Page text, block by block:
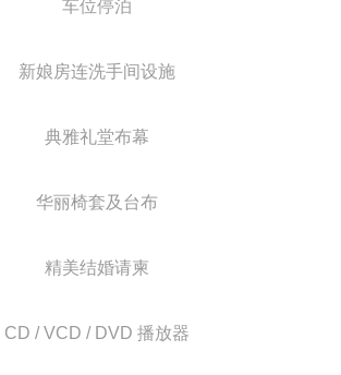
车位停泊
新娘房连洗手间设施
典雅礼堂布幕
华丽椅套及台布
精美结婚请柬
CD / VCD / DVD 播放器